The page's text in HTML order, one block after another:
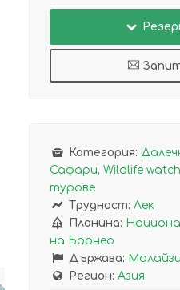
Категория:
Сафари, Wildlife
турове
Трудност: Лек
Планина:
на Борнео
Държава:
Регион: Азия